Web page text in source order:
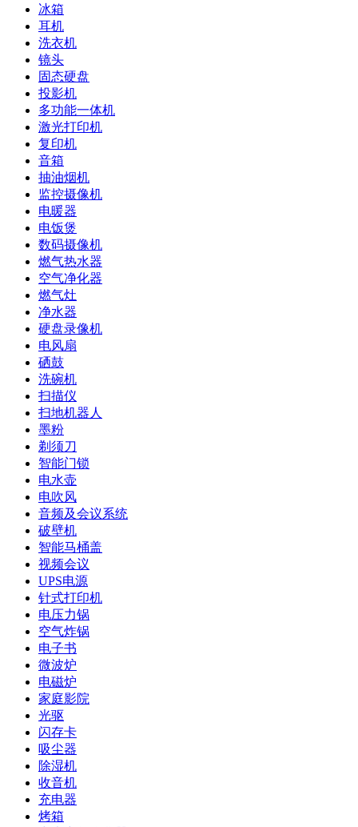
冰箱
耳机
洗衣机
镜头
固态硬盘
投影机
多功能一体机
激光打印机
复印机
音箱
抽油烟机
监控摄像机
电暖器
电饭煲
数码摄像机
燃气热水器
空气净化器
燃气灶
净水器
硬盘录像机
电风扇
硒鼓
洗碗机
扫描仪
扫地机器人
墨粉
剃须刀
智能门锁
电水壶
电吹风
音频及会议系统
破壁机
智能马桶盖
视频会议
UPS电源
针式打印机
电压力锅
空气炸锅
电子书
微波炉
电磁炉
家庭影院
光驱
闪存卡
吸尘器
除湿机
收音机
充电器
烤箱